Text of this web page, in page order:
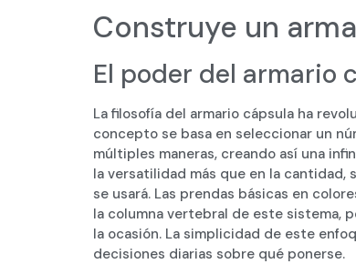
Construye un
El poder del armario
La filosofía del armario cápsula ha
concepto se basa en seleccionar un
múltiples maneras, creando así una
la versatilidad más que en la cantidad,
se usará. Las prendas básicas en
la columna vertebral de este sistema,
la ocasión. La simplicidad de este
decisiones diarias sobre qué ponerse.